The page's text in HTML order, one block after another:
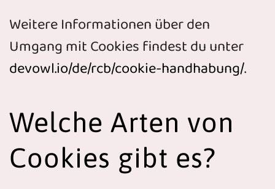
Weitere Informationen über den
Umgang mit Cookies findest du unter
devowl.io/de/rcb/cookie-handhabung/.
Welche Arten von
Cookies gibt es?